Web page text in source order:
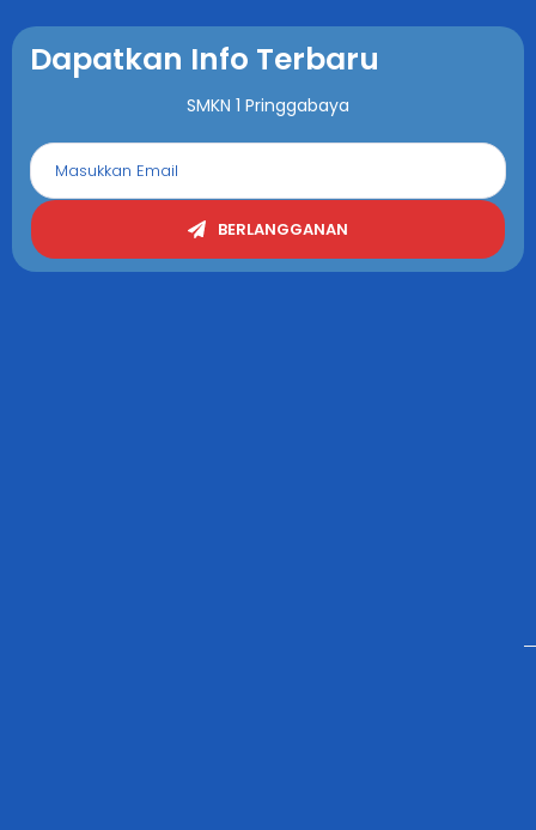
Dapatkan Info Terbaru
SMKN 1 Pringgabaya
BERLANGGANAN